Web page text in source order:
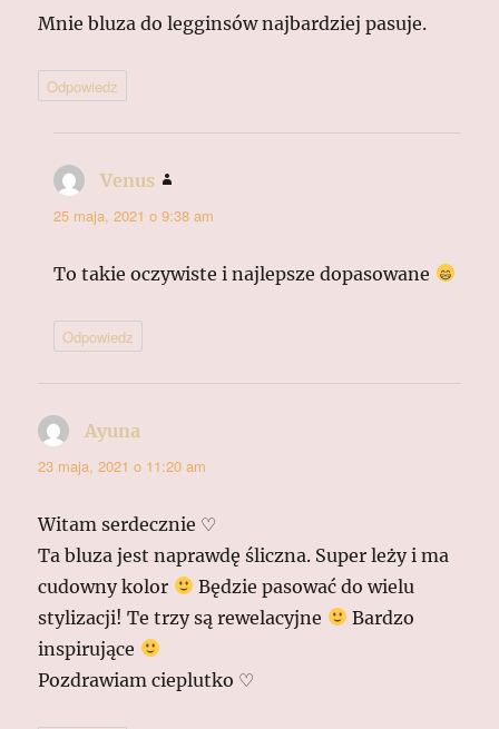
Mnie bluza do legginsów najbardziej pasuje.
Odpowiedz
Venus
25 maja, 2021 o 9:38 am
To takie oczywiste i najlepsze dopasowane
Odpowiedz
Ayuna
23 maja, 2021 o 11:20 am
Witam serdecznie ♡
Ta bluza jest naprawdę śliczna. Super leży i ma
cudowny kolor
Będzie pasować do wielu
stylizacji! Te trzy są rewelacyjne
Bardzo
inspirujące
Pozdrawiam cieplutko ♡